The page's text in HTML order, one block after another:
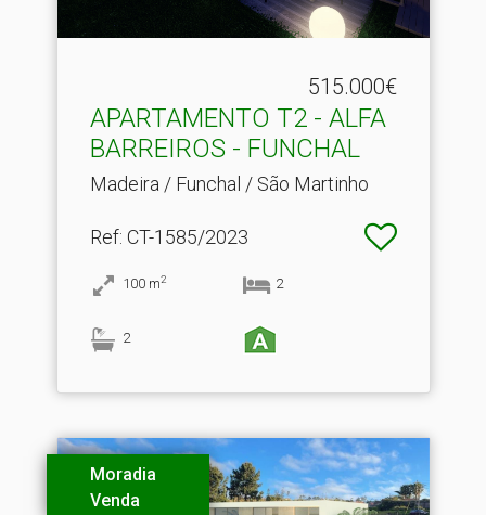
515.000€
APARTAMENTO T2 - ALFA
BARREIROS - FUNCHAL
Madeira / Funchal / São Martinho
Ref: CT-1585/2023
100 m2 2
2
Moradia
Venda